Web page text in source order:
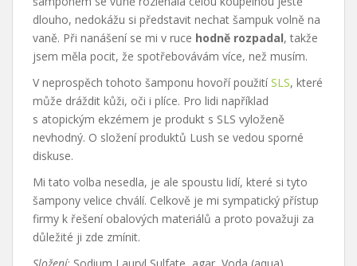
dlouho, nedokážu si představit nechat šampuk volně na
vaně. Při nanášení se mi v ruce hodně rozpadal, takže
jsem měla pocit, že spotřebovávám více, než musím.
V neprospěch tohoto šamponu hovoří použití SLS, které
může dráždit kůži, oči i plíce. Pro lidi například
s atopickým ekzémem je produkt s SLS vyloženě
nevhodný. O složení produktů Lush se vedou sporné
diskuse.
Mi tato volba nesedla, je ale spoustu lidí, které si tyto
šampony velice chválí. Celkově je mi sympatický přístup
firmy k řešení obalových materiálů a proto považuji za
důležité ji zde zmínit.
Složení: Sodium Lauryl Sulfate, agar, Voda (aqua),